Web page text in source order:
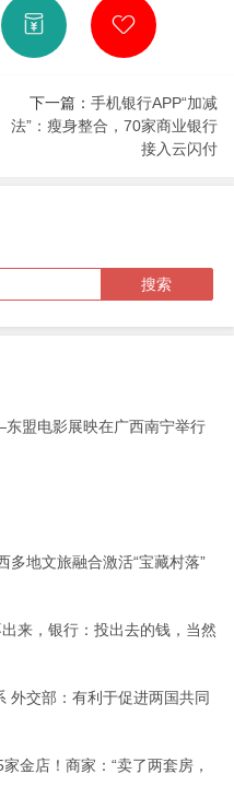
下一篇： 手机银行APP“加减
法”：瘦身整合，70家商业银行
接入云闪付
盟电影展映在广西南宁举行
多地文旅融合激活“宝藏村落”
来，银行：投出去的钱，当然
外交部：有利于促进两国共同
金店！商家：“卖了两套房，